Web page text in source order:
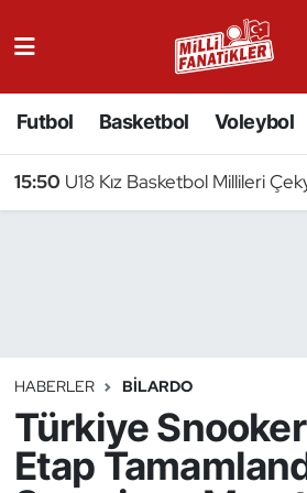
Futbol Basketbol Voleybol
15:50 U18 Kız Basketbol Millileri
HABERLER BILARDO
Türkiye
Etap
Badminton
Binicilik
Bisiklet